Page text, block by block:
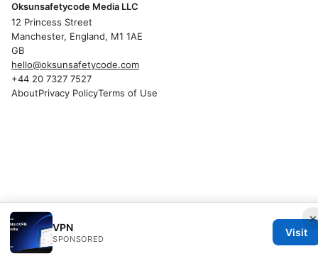
×
VPN
SPONSORED
Visit
Oksunsafetycode Media LLC
12 Princess Street
Manchester, England, M1 1AE
GB
hello@oksunsafetycode.com
+44 20 7327 7527
AboutPrivacy PolicyTerms of Use